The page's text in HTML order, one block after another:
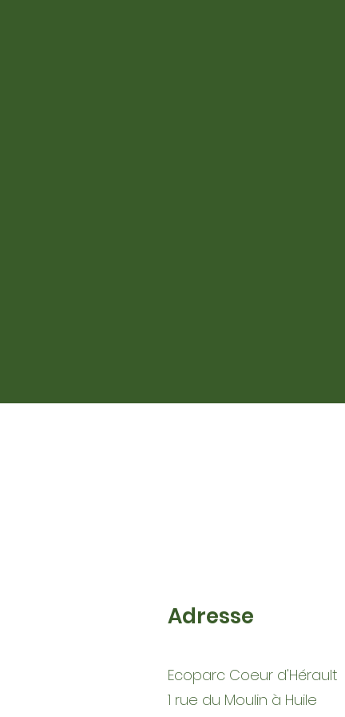
Adresse
Ecoparc Coeur d'Hérault
1 rue du Moulin à Huile